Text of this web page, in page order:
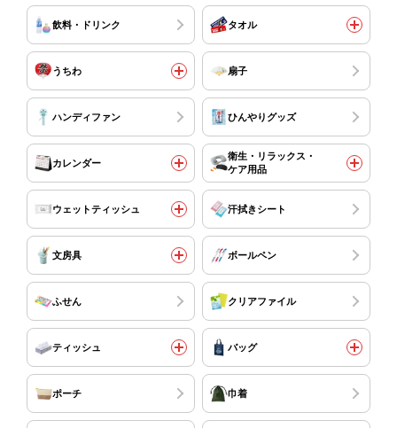
飲料・ドリンク タオル
うちわ 扇子
ハンディファン ひんやりグッズ
カレンダー
衛生・リラックス・
ケア用品
ウェットティッシュ 汗拭きシート
文房具 ボールペン
ふせん クリアファイル
ティッシュ バッグ
ポーチ 巾着